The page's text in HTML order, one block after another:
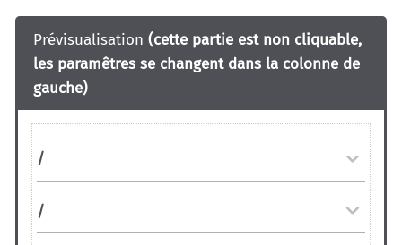
Prévisualisation (cette partie est non cliquable,
les paramêtres se changent dans la colonne de
gauche)